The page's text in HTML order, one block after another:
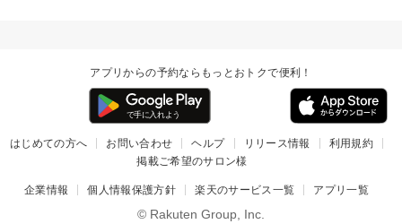
アプリからの予約ならもっとおトクで便利！
はじめての方へ お問い合わせ ヘルプ リリース情報
利用規約
掲載ご希望のサロン様
企業情報 個人情報保護方針 楽天のサービス一覧 アプリ一覧
© Rakuten Group, Inc.